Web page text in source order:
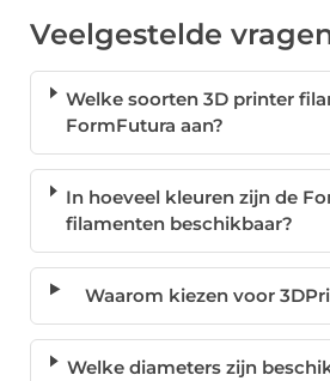
Veelgestelde
Welke soorten 3D printer
FormFutura aan?
In hoeveel kleuren zijn de
filamenten beschikbaar?
Waarom kiezen voor
Welke diameters zijn